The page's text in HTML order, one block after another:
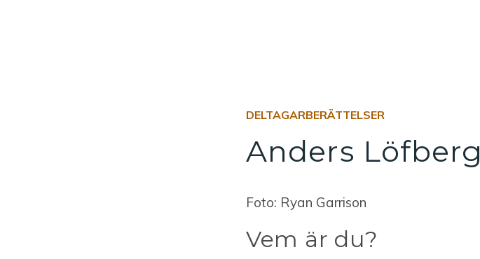
DELTAGARBERÄTTELSER
Anders Löfberg
Foto: Ryan Garrison
Vem är du?